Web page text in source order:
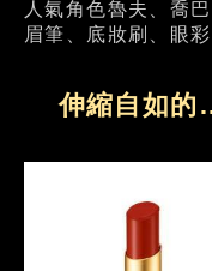
人氣角色魯夫、喬
眉筆、底妝刷、眼
伸縮自如的